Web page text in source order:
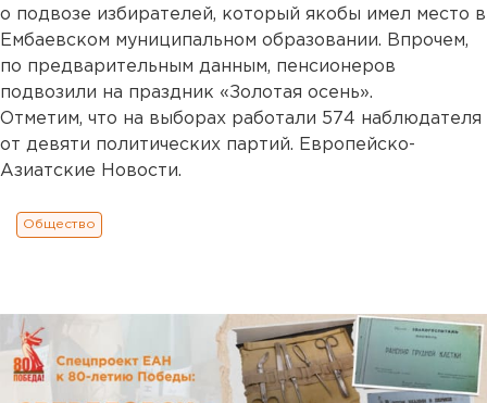
о подвозе избирателей, который якобы имел место в
Ембаевском муниципальном образовании. Впрочем,
по предварительным данным, пенсионеров
подвозили на праздник «Золотая осень».
Отметим, что на выборах работали 574 наблюдателя
от девяти политических партий. Европейско-
Азиатские Новости.
Общество